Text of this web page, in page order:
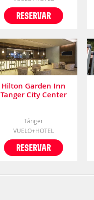
RESERVAR
Hilton Garden Inn
Tanger City Center
Tánger
VUELO+HOTEL
RESERVAR